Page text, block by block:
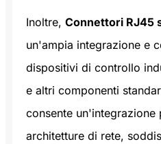
Inoltre, Connettori RJ45
un'ampia integrazione e
dispositivi di controllo
e altri componenti
consente un'integrazione
architetture di rete,